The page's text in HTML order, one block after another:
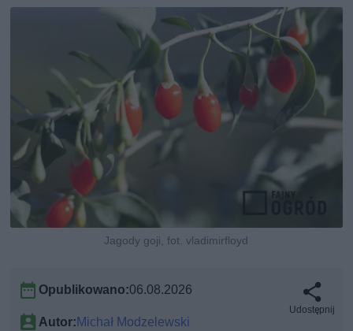
Jagody goji, fot. vladimirfloyd
Opublikowano:06.08.2026
Autor: Michał Modzelewski
Udostępnij